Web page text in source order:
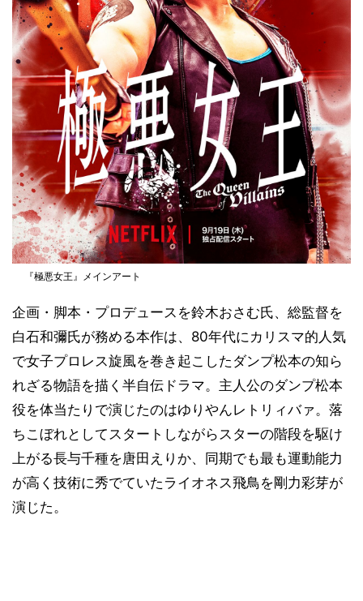
『極悪女王』メインアート
企画・脚本・プロデュースを鈴木おさむ氏、総監督を
白石和彌氏が務める本作は、80年代にカリスマ的人気
で女子プロレス旋風を巻き起こしたダンプ松本の知ら
れざる物語を描く半自伝ドラマ。主人公のダンプ松本
役を体当たりで演じたのはゆりやんレトリィバァ。落
ちこぼれとしてスタートしながらスターの階段を駆け
上がる長与千種を唐田えりか、同期でも最も運動能力
が高く技術に秀でていたライオネス飛鳥を剛力彩芽が
演じた。